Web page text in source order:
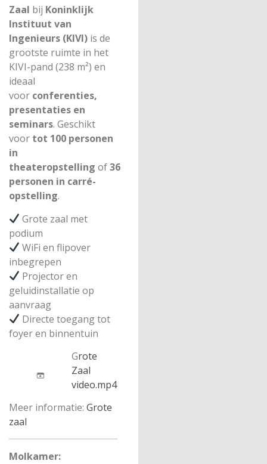
Zaal bij Koninklijk
Instituut van
Ingenieurs (KIVI) is de
grootste ruimte in het
KIVI-pand (238 m²) en
ideaal
voor conferenties,
presentaties en
seminars. Geschikt
voor tot 100 personen
in
theateropstelling of36
personen in carré-
opstelling.
Grote zaal met
podium
WiFi en flipover
inbegrepen
Projector en
geluidinstallatie op
aanvraag
Directe toegang tot
foyer en binnentuin
Grote
Zaal
video.mp4
Meer informatie: Grote
zaal
Molkamer: